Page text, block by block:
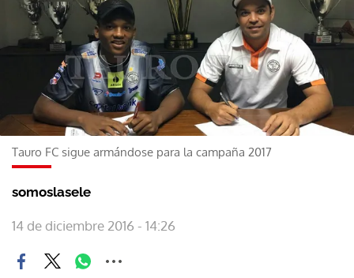
Tauro FC sigue armándose para la campaña 2017
somoslasele
14 de diciembre 2016 - 14:26